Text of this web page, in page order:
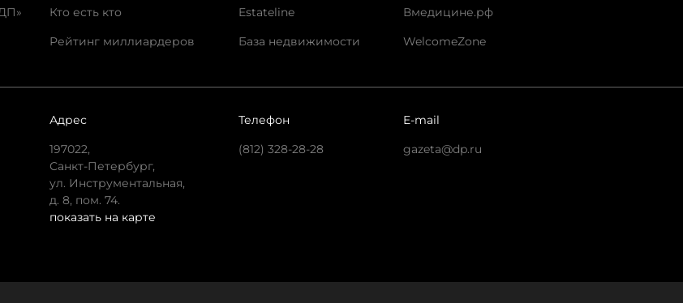
Кто есть кто
Рейтинг миллиардеров
Estateline
База недвижимости
Вмедицине.рф
WelcomeZone
Адрес
197022,
Санкт-Петербург,
ул. Инструментальная,
д. 8, пом. 74.
показать на карте
Телефон
(812) 328-28-28
E-mail
gazeta@dp.ru